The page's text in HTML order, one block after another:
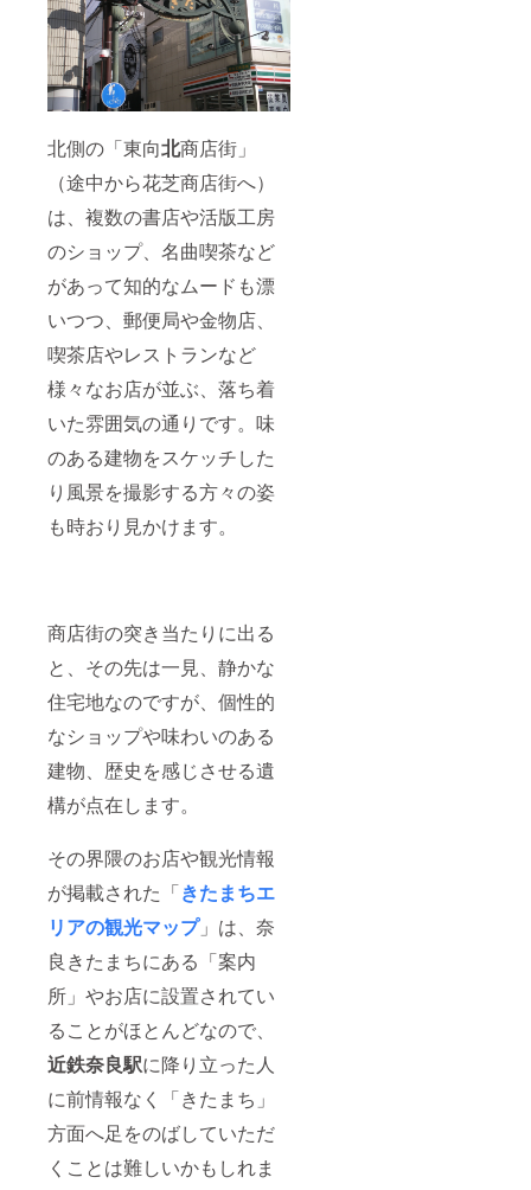
北側の「東向北商店街」
（途中から花芝商店街へ）
は、複数の書店や活版工房
のショップ、名曲喫茶など
があって知的なムードも漂
いつつ、郵便局や金物店、
喫茶店やレストランなど
様々なお店が並ぶ、落ち着
いた雰囲気の通りです。味
のある建物をスケッチした
り風景を撮影する方々の姿
も時おり見かけます。
商店街の突き当たりに出る
と、その先は一見、静かな
住宅地なのですが、個性的
なショップや味わいのある
建物、歴史を感じさせる遺
構が点在します。
その界隈のお店や観光情報
が掲載された「きたまちエ
リアの観光マップ」は、奈
良きたまちにある「案内
所」やお店に設置されてい
ることがほとんどなので、
近鉄奈良駅に降り立った人
に前情報なく「きたまち」
方面へ足をのばしていただ
くことは難しいかもしれま